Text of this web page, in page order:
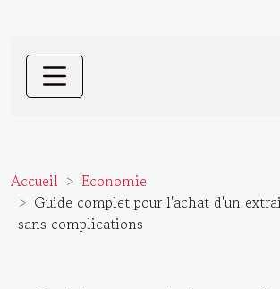
Accueil
Economie
Guide complet pour l'achat d'un
sans complications